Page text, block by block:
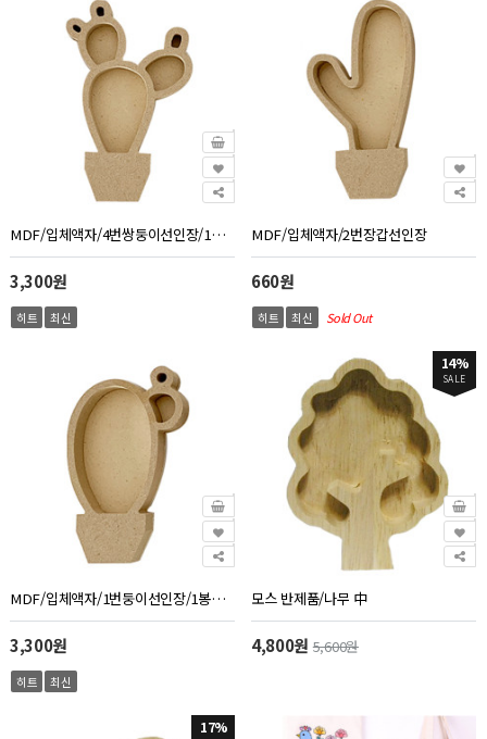
MDF/입체액자/4번쌍둥이선인장/1봉지5개
3,300원
히트 최신
MDF/입체액자/2번장갑선인장
660원
히트 최신 Sold Out
MDF/입체액자/1번둥이선인장/1봉지5개
3,300원
히트 최신
14%
SALE
모스 반제품/나무 中
4,800원5,600원
17%